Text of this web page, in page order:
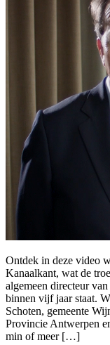
Ontdek in deze video
Kanaalkant, wat de
algemeen directeur
binnen vijf jaar staat.
Schoten, gemeente
Provincie Antwerpen
min of meer […]